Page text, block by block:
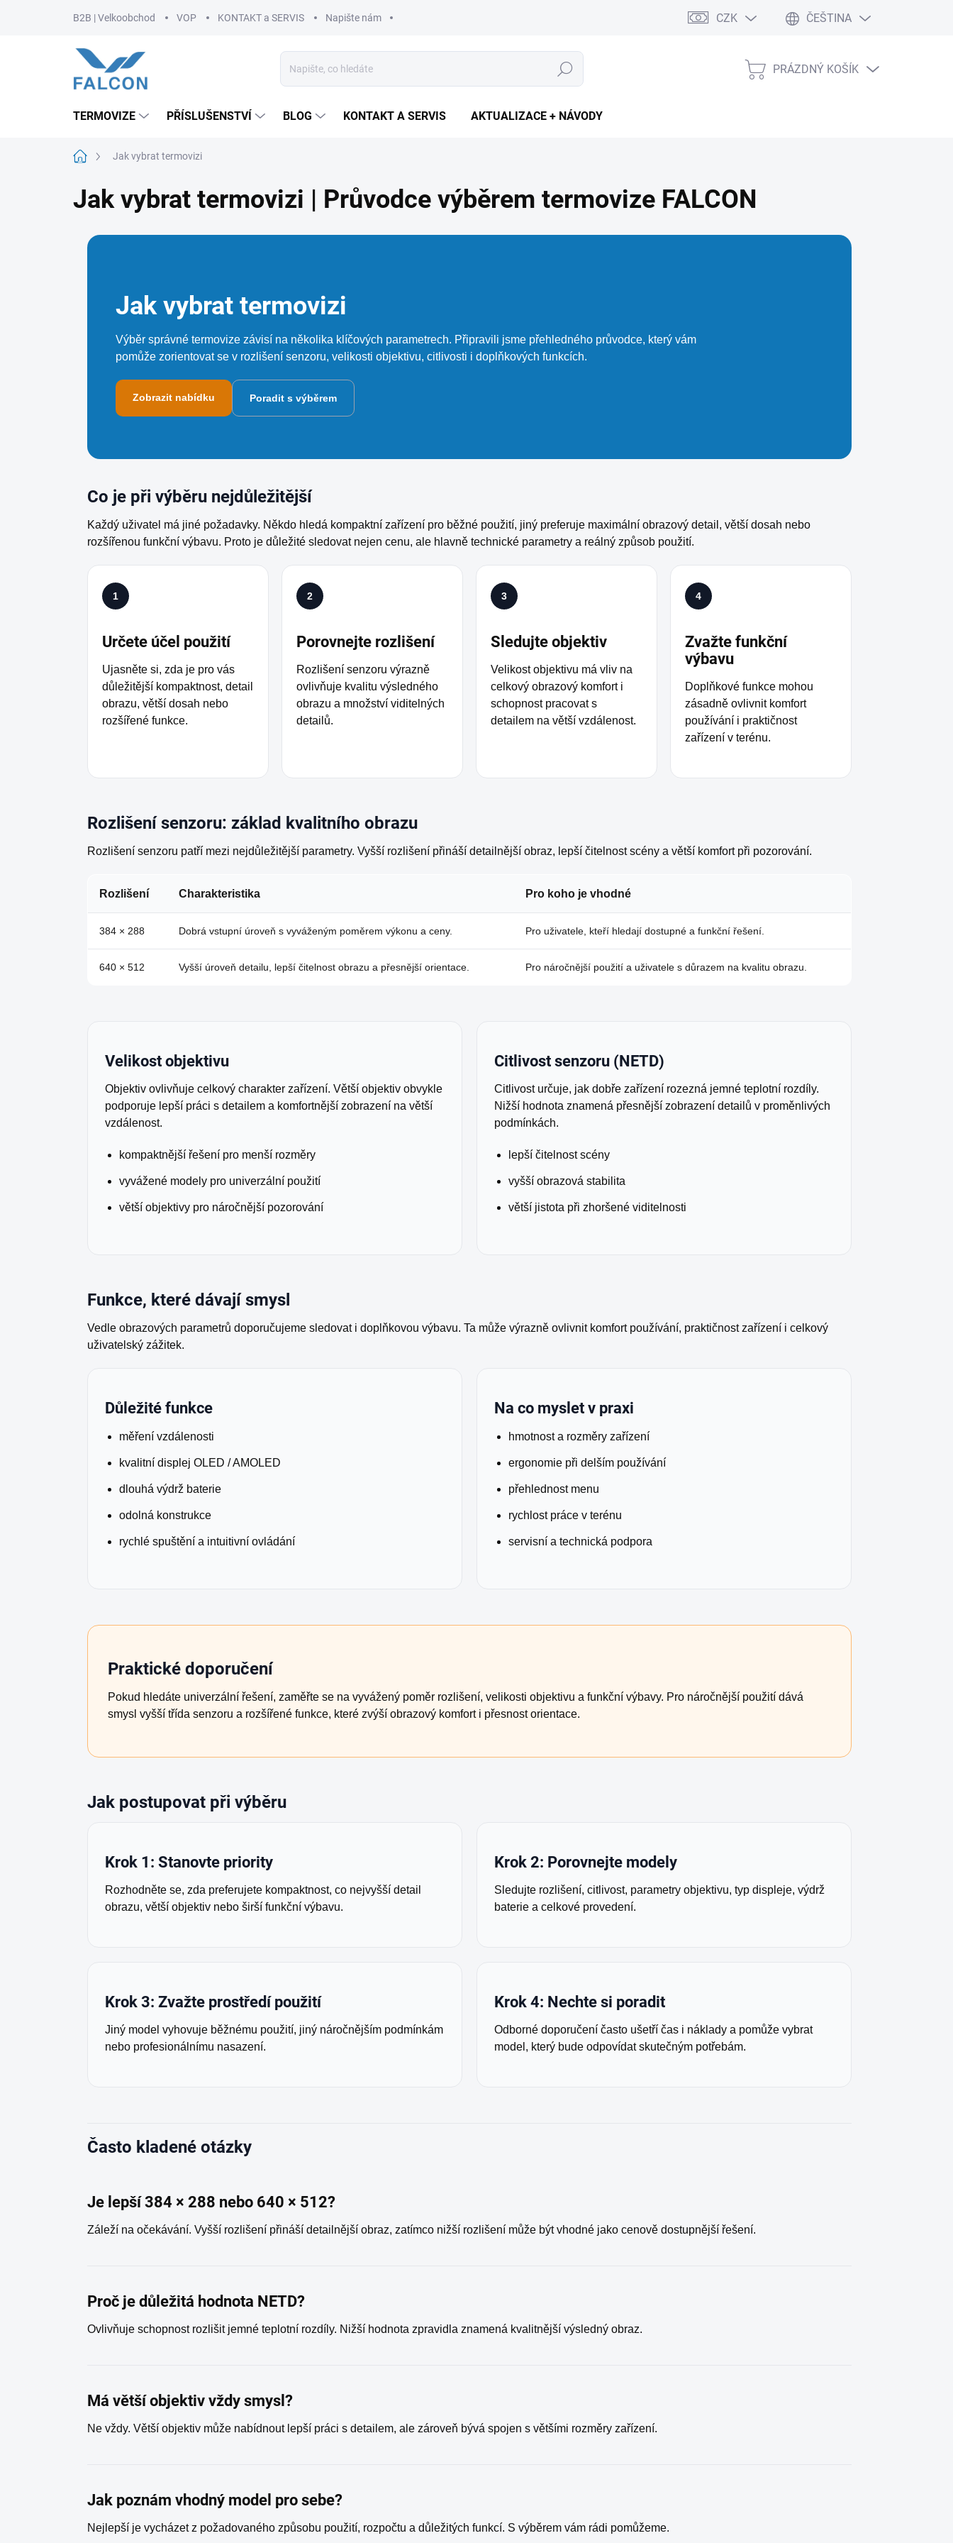
B2B | Velkoobchod VOP KONTAKT a SERVIS Napište nám CZK ČEŠTINA
Hledat
NÁKUPNÍ
PRÁZDNÝ KOŠÍK
TERMOVIZE PŘÍSLUŠENSTVÍ BLOG KONTAKT A SERVIS AKTUALIZACE + NÁVODY
Domů Jak vybrat termovizi
Jak vybrat termovizi | Průvodce výběrem termovize FALCON
Jak vybrat termovizi
Výběr správné termovize závisí na několika klíčových parametrech. Připravili jsme přehledného průvodce, který vám
pomůže zorientovat se v rozlišení senzoru, velikosti objektivu, citlivosti i doplňkových funkcích.
Zobrazit nabídku Poradit s výběrem
Co je při výběru nejdůležitější
Každý uživatel má jiné požadavky. Někdo hledá kompaktní zařízení pro běžné použití, jiný preferuje maximální obrazový detail, větší dosah nebo
rozšířenou funkční výbavu. Proto je důležité sledovat nejen cenu, ale hlavně technické parametry a reálný způsob použití.
1
Určete účel použití
Ujasněte si, zda je pro vás
důležitější kompaktnost, detail
obrazu, větší dosah nebo
rozšířené funkce.
2
Porovnejte rozlišení
Rozlišení senzoru výrazně
ovlivňuje kvalitu výsledného
obrazu a množství viditelných
detailů.
3
Sledujte objektiv
Velikost objektivu má vliv na
celkový obrazový komfort i
schopnost pracovat s
detailem na větší vzdálenost.
4
Zvažte funkční
výbavu
Doplňkové funkce mohou
zásadně ovlivnit komfort
používání i praktičnost
zařízení v terénu.
Rozlišení senzoru: základ kvalitního obrazu
Rozlišení senzoru patří mezi nejdůležitější parametry. Vyšší rozlišení přináší detailnější obraz, lepší čitelnost scény a větší komfort při pozorování.
Rozlišení Charakteristika Pro koho je vhodné
384 × 288 Dobrá vstupní úroveň s vyváženým poměrem výkonu a ceny. Pro uživatele, kteří hledají dostupné a funkční řešení.
640 × 512 Vyšší úroveň detailu, lepší čitelnost obrazu a přesnější orientace. Pro náročnější použití a uživatele s důrazem na kvalitu obrazu.
Velikost objektivu
Objektiv ovlivňuje celkový charakter zařízení. Větší objektiv obvykle
podporuje lepší práci s detailem a komfortnější zobrazení na větší
vzdálenost.
kompaktnější řešení pro menší rozměry
vyvážené modely pro univerzální použití
větší objektivy pro náročnější pozorování
Citlivost senzoru (NETD)
Citlivost určuje, jak dobře zařízení rozezná jemné teplotní rozdíly.
Nižší hodnota znamená přesnější zobrazení detailů v proměnlivých
podmínkách.
lepší čitelnost scény
vyšší obrazová stabilita
větší jistota při zhoršené viditelnosti
Funkce, které dávají smysl
Vedle obrazových parametrů doporučujeme sledovat i doplňkovou výbavu. Ta může výrazně ovlivnit komfort používání, praktičnost zařízení i celkový
uživatelský zážitek.
Důležité funkce
měření vzdálenosti
kvalitní displej OLED / AMOLED
dlouhá výdrž baterie
odolná konstrukce
rychlé spuštění a intuitivní ovládání
Na co myslet v praxi
hmotnost a rozměry zařízení
ergonomie při delším používání
přehlednost menu
rychlost práce v terénu
servisní a technická podpora
Praktické doporučení
Pokud hledáte univerzální řešení, zaměřte se na vyvážený poměr rozlišení, velikosti objektivu a funkční výbavy. Pro náročnější použití dává
smysl vyšší třída senzoru a rozšířené funkce, které zvýší obrazový komfort i přesnost orientace.
Jak postupovat při výběru
Krok 1: Stanovte priority
Rozhodněte se, zda preferujete kompaktnost, co nejvyšší detail
obrazu, větší objektiv nebo širší funkční výbavu.
Krok 2: Porovnejte modely
Sledujte rozlišení, citlivost, parametry objektivu, typ displeje, výdrž
baterie a celkové provedení.
Krok 3: Zvažte prostředí použití
Jiný model vyhovuje běžnému použití, jiný náročnějším podmínkám
nebo profesionálnímu nasazení.
Krok 4: Nechte si poradit
Odborné doporučení často ušetří čas i náklady a pomůže vybrat
model, který bude odpovídat skutečným potřebám.
Často kladené otázky
Je lepší 384 × 288 nebo 640 × 512?
Záleží na očekávání. Vyšší rozlišení přináší detailnější obraz, zatímco nižší rozlišení může být vhodné jako cenově dostupnější řešení.
Proč je důležitá hodnota NETD?
Ovlivňuje schopnost rozlišit jemné teplotní rozdíly. Nižší hodnota zpravidla znamená kvalitnější výsledný obraz.
Má větší objektiv vždy smysl?
Ne vždy. Větší objektiv může nabídnout lepší práci s detailem, ale zároveň bývá spojen s většími rozměry zařízení.
Jak poznám vhodný model pro sebe?
Nejlepší je vycházet z požadovaného způsobu použití, rozpočtu a důležitých funkcí. S výběrem vám rádi pomůžeme.